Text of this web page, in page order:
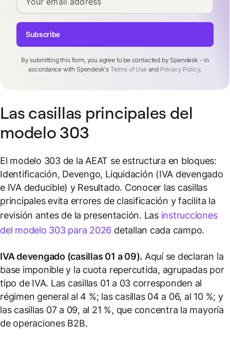
By submitting this form, you agree to be contacted by Spendesk - in
accordance with Spendesk's Terms of Useand Privacy Policy.
Subscribe
Las casillas principales del
modelo 303
El modelo 303 de la AEAT se estructura en bloques:
Identificación, Devengo, Liquidación (IVA devengado
e IVA deducible) y Resultado. Conocer las casillas
principales evita errores de clasificación y facilita la
revisión antes de la presentación. Las instrucciones
del modelo 303 para 2026 detallan cada campo.
IVA devengado (casillas 01 a 09). Aquí se declaran la
base imponible y la cuota repercutida, agrupadas por
tipo de IVA. Las casillas 01 a 03 corresponden al
régimen general al 4 %; las casillas 04 a 06, al 10 %; y
las casillas 07 a 09, al 21 %, que concentra la mayoría
de operaciones B2B.